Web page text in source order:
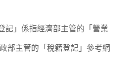
記」係指經濟部主管的「營業
部主管的「稅籍登記」參考網